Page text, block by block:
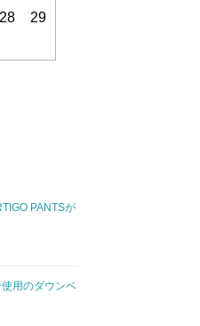
28
29
PANTSが
用のダウンベ